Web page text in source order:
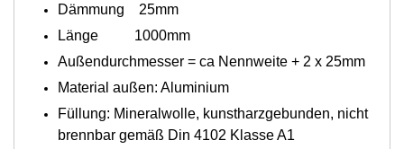
Dämmung
25mm
Länge
1000mm
Außendurchmesser = ca Nennweite + 2 x 25mm
Material außen: Aluminium
Füllung: Mineralwolle, kunstharzgebunden, nicht
brennbar gemäß Din 4102 Klasse A1